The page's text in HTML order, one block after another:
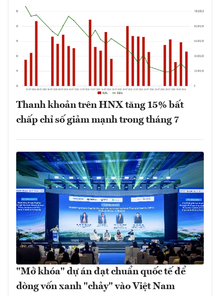
Thanh khoản trên HNX tăng 15% bất
chấp chỉ số giảm mạnh trong tháng 7
"Mở khóa" dự án đạt chuẩn quốc tế để
dòng vốn xanh "chảy" vào Việt Nam